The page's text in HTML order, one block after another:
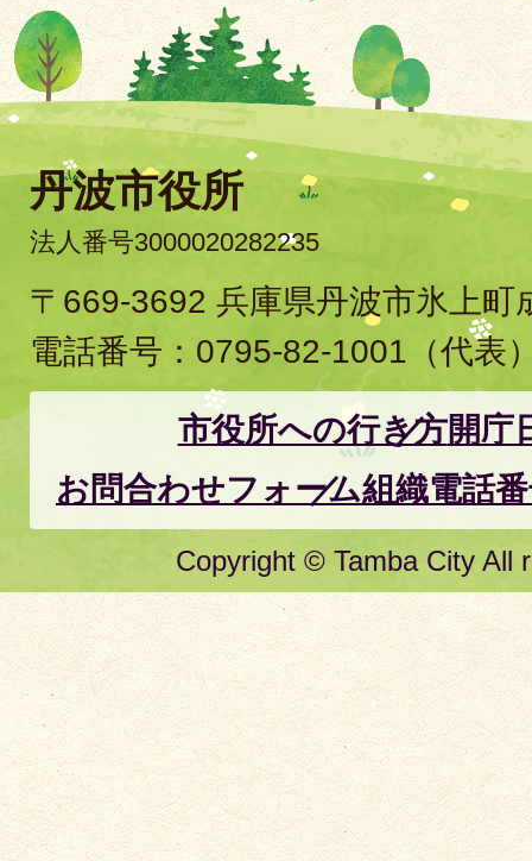
丹波市役所
法人番号3000020282235
〒669-3692 兵庫県丹波市氷上町
電話番号： 0795-82-1001 （代表
市役所への行き方開庁
お問合わせフォーム組織電話
Copyright © Tamba City All